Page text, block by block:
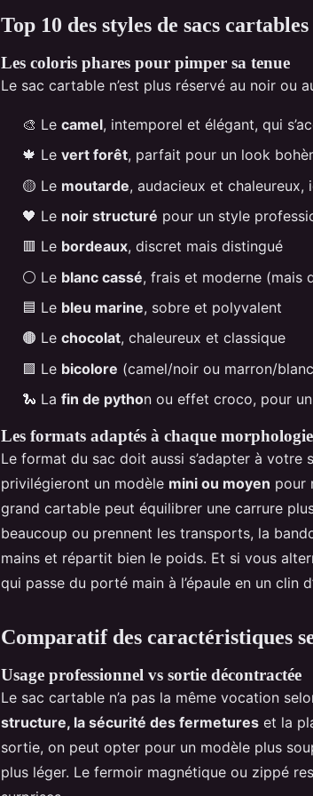
Top 10 des styles de sacs
Les coloris phares pour pimper sa tenue
Le sac cartable n’est plus réservé au noir ou
🎨 Le camel, intemporel et élégant, qui
🍁 Le vert forêt, parfait pour un look
🟡 Le moutarde, audacieux et chaleureux,
🖤 Le noir structuré pour un style
🟥 Le bordeaux, discret mais distingué
⚪️ Le blanc cassé, frais et moderne (mais
🟦 Le bleu marine, sobre et polyvalent
🟤 Le chocolat, chaleureux et classique
🟪 Le bicolore (camel/noir ou marron/
🐍 La fin de python ou effet croco, pour
Les formats adaptés à chaque morphologie
Le format du sac doit aussi s’adapter à
privilégieront un modèle mini ou moyen pour
grand cartable peut équilibrer une carrure
beaucoup ou prennent les transports, la
mains et répartit bien le poids. Et si vous
qui passe du porté main à l’épaule en un clin
Comparatif des caractéristiques
Usage professionnel vs sortie décontractée
Le sac cartable n’a pas la même vocation
structure, la sécurité des fermetures et la
sortie, on peut opter pour un modèle plus
plus léger. Le fermoir magnétique ou zippé